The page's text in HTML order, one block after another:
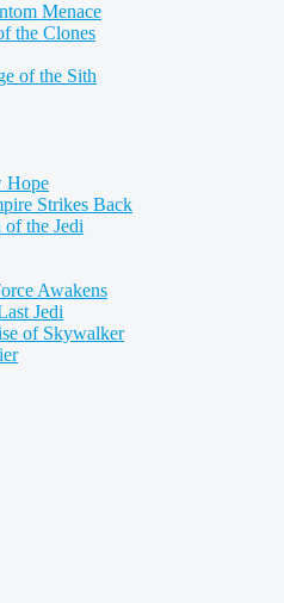
Menace
the Clones
of the Sith
Hope
Strikes Back
the Jedi
Awakens
Jedi
of Skywalker